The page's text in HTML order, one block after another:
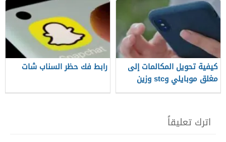
كيفية تحويل المكالمات إلى
مغلق موبايلي وstc وزين
رابط فك حظر السناب شات
اترك تعليقاً